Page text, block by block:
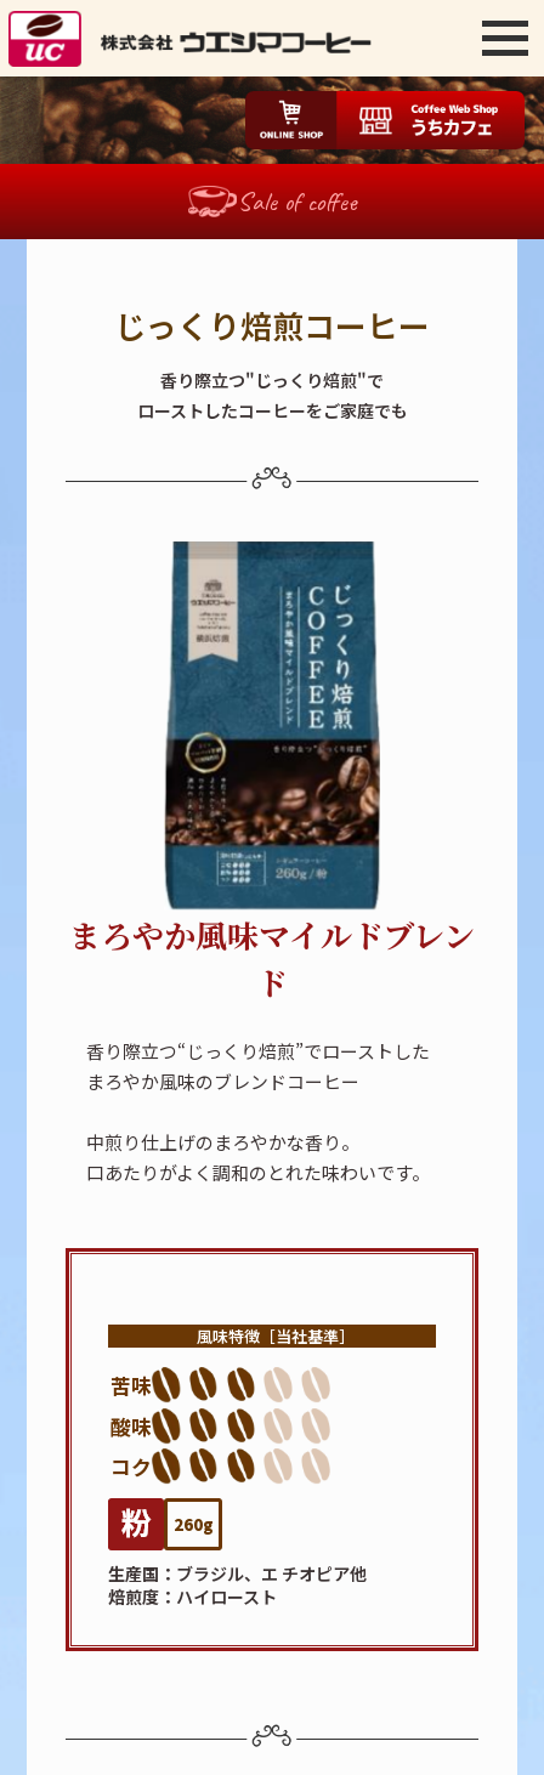
Sale of coffee
じっくり焙煎コーヒー
香り際立つ"じっくり焙煎"で
ローストしたコーヒーをご家庭でも
まろやか風味マイルドブレン
ド
香り際立つ“じっくり焙煎”でローストした
まろやか風味のブレンドコーヒー
中煎り仕上げのまろやかな香り。
口あたりがよく調和のとれた味わいです。
風味特徴［当社基準］
苦味
酸味
コク
260g
生産国
ブラジル、エ チオピア他
焙煎度
ハイロースト